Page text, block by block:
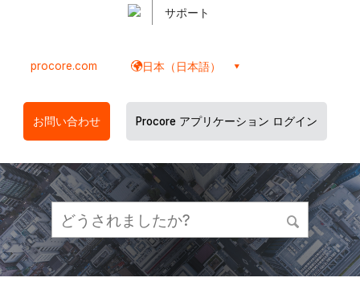
サポート
procore.com 日本（日本語）
お問い合わせ Procore アプリケーション ログイン